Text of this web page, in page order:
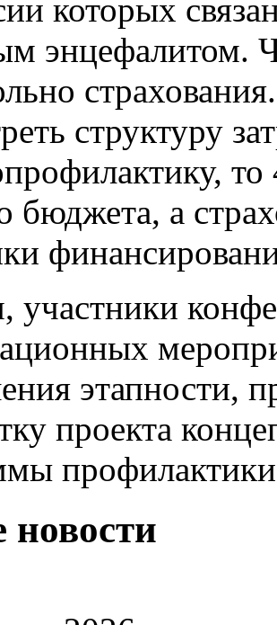
которых
энцефалитом.
структуру
то
бюджета, а
участники
этапности,
проекта
новости